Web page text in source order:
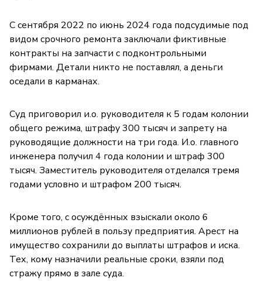
С сентября 2022 по июнь 2024 года подсудимые под
видом срочного ремонта заключали фиктивные
контракты на запчасти с подконтрольными
фирмами. Детали никто не поставлял, а деньги
оседали в карманах.
Суд приговорил и.о. руководителя к 5 годам колонии
общего режима, штрафу 300 тысяч и запрету на
руководящие должности на три года. И.о. главного
инженера получил 4 года колонии и штраф 300
тысяч. Заместитель руководителя отделался тремя
годами условно и штрафом 200 тысяч.
Кроме того, с осуждённых взыскали около 6
миллионов рублей в пользу предприятия. Арест на
имущество сохранили до выплаты штрафов и иска.
Тех, кому назначили реальные сроки, взяли под
стражу прямо в зале суда.